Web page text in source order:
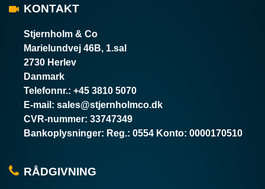
KONTAKT
Stjernholm & Co
Marielundvej 46B, 1.sal
2730 Herlev
Danmark
Telefonnr.: +45 3810 5070
E-mail : sales@stjernholmco.dk
CVR-nummer: 33747349
Bankoplysninger: Reg.: 0554 Konto: 0000170510
RÅDGIVNING